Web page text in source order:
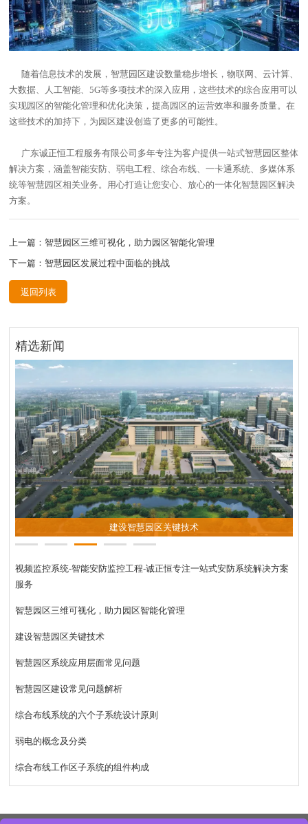
随着信息技术的发展，智慧园区建设数量稳步增长，物联网、云计算、
大数据、人工智能、5G等多项技术的深入应用，这些技术的综合应用可以
实现园区的智能化管理和优化决策，提高园区的运营效率和服务质量。在
这些技术的加持下，为园区建设创造了更多的可能性。
广东诚正恒工程服务有限公司多年专注为客户提供一站式智慧园区整体
解决方案，涵盖智能安防、弱电工程、综合布线、一卡通系统、多媒体系
统等智慧园区相关业务。用心打造让您安心、放心的一体化智慧园区解决
方案。
上一篇：智慧园区三维可视化，助力园区智能化管理
下一篇：智慧园区发展过程中面临的挑战
返回列表
精选新闻
建设智慧园区关键技术
视频监控系统-智能安防监控工程-诚正恒专注一站式安防系统解决方案
服务
智慧园区三维可视化，助力园区智能化管理
建设智慧园区关键技术
智慧园区系统应用层面常见问题
智慧园区建设常见问题解析
综合布线系统的六个子系统设计原则
弱电的概念及分类
综合布线工作区子系统的组件构成